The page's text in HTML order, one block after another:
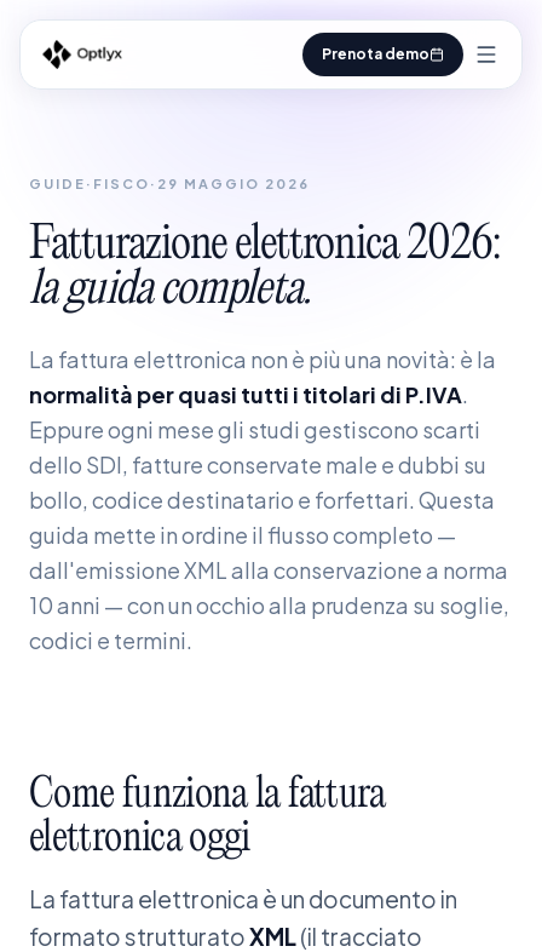
Prenota demo
GUIDE · FISCO · 29 MAGGIO 2026
Fatturazioneelettronica2026:
laguida completa.
La fattura elettronica non è più una novità: è la
normalità per quasi tutti i titolari di P.IVA.
Eppure ogni mese gli studi gestiscono scarti
dello SDI, fatture conservate male e dubbi su
bollo, codice destinatario e forfettari. Questa
guida mette in ordine il flusso completo —
dall'emissione XML alla conservazione a norma
10 anni — con un occhio alla prudenza su soglie,
codici e termini.
Comefunzionalafattura
elettronicaoggi
La fattura elettronica è un documento in
formato strutturatoXML(il tracciato